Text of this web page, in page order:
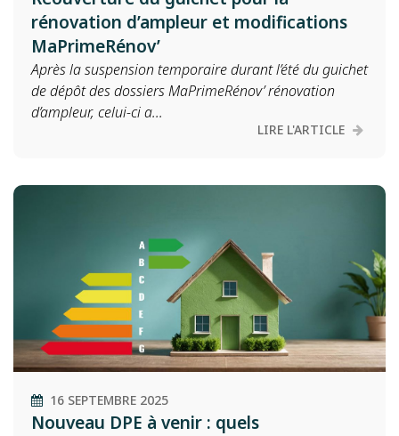
rénovation d’ampleur et modifications
MaPrimeRénov’
Après la suspension temporaire durant l’été du guichet
de dépôt des dossiers MaPrimeRénov’ rénovation
d’ampleur, celui-ci a...
LIRE L'ARTICLE
16 SEPTEMBRE 2025
Nouveau DPE à venir : quels